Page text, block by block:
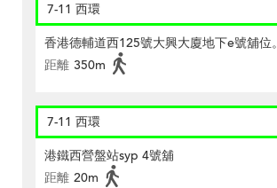
7-11 西環
香港德輔道西125號大興大廈地下e號舖位。
距離 350m
7-11 西環
港鐵西營盤站syp 4號舖
距離 20m